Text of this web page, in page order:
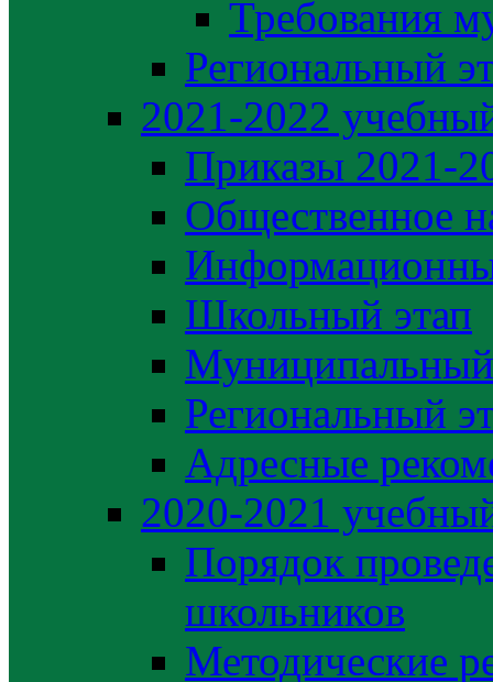
Требования
Региональный
2021-2022
Приказы 2021-
Общественное
Школьный этап
Муниципальный
Региональный
Адресные
2020-2021
Порядок
школьников
Методические